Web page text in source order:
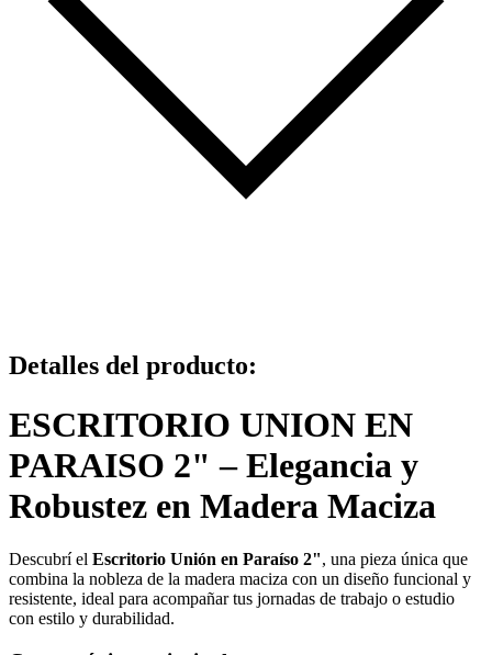
Detalles del producto:
ESCRITORIO UNION EN
PARAISO 2" – Elegancia y
Robustez en Madera Maciza
Descubrí el Escritorio Unión en Paraíso 2", una pieza única que
combina la nobleza de la madera maciza con un diseño funcional y
resistente, ideal para acompañar tus jornadas de trabajo o estudio
con estilo y durabilidad.